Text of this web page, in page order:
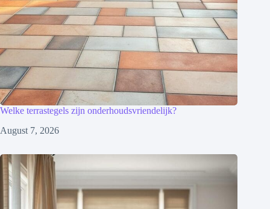
Welke terrastegels zijn onderhoudsvriendelijk?
August 7, 2026